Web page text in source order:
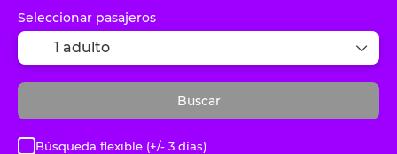
Seleccionar pasajeros
1 adulto
Buscar
Búsqueda flexible (+/- 3 días)